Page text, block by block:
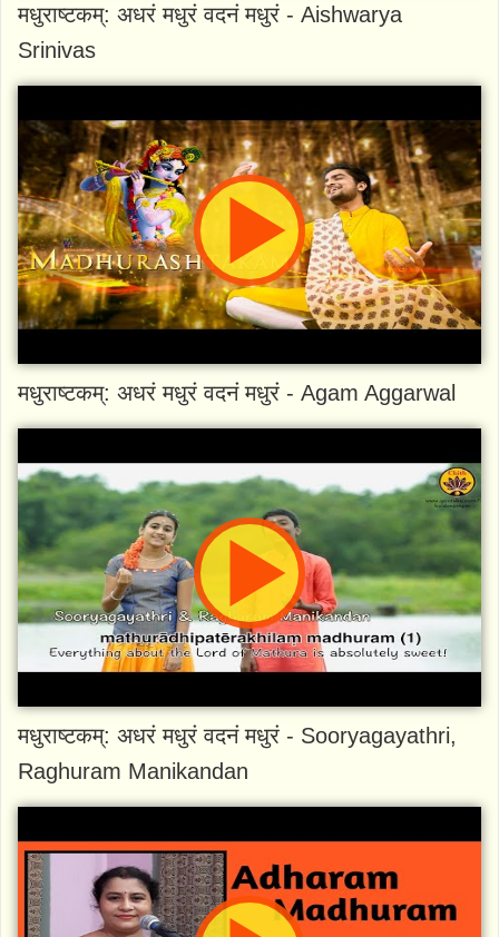
मधुराष्टकम्: अधरं मधुरं वदनं मधुरं - Aishwarya
Srinivas
मधुराष्टकम्: अधरं मधुरं वदनं मधुरं - Agam Aggarwal
मधुराष्टकम्: अधरं मधुरं वदनं मधुरं - Sooryagayathri,
Raghuram Manikandan